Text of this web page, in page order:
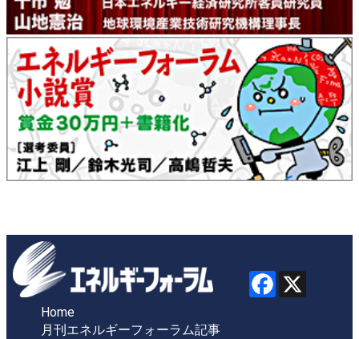
Home
月刊エネルギーフォーラム記事